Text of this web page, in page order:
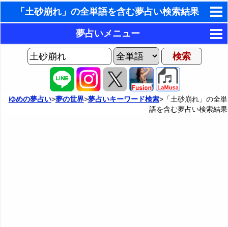
「土砂崩れ」の全単語を含む夢占い検索結果
東洋・西洋占星術
ホラリー占星術
手相占いで未来診断
タロットカードで無料占い
夢占いメニュー
AIゆめの夢占いチャット
ヨセフの夢占い
夢占い掲示板
ゆめの夢占い>夢の世界>夢占いキーワード検索>「土砂崩れ」の全単
語を含む夢占い検索結果